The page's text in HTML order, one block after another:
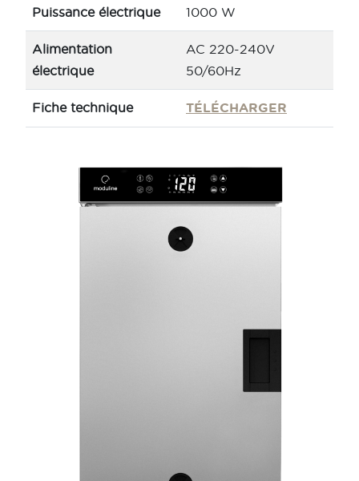
Puissance électrique 1000 W
Alimentation
électrique
AC 220-240V
50/60Hz
Fiche technique TÉLÉCHARGER